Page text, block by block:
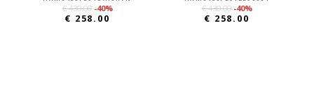
€ 430.00 -40%
€ 258.00
€ 430.00 -40%
€ 258.00